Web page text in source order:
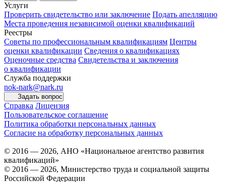
Услуги
Проверить свидетельство или заключение Подать апелляцию
Места проведения независимой оценки квалификаций
Реестры
Советы по профессиональным квалификациям Центры
оценки квалификации Сведения о квалификациях
Оценочные средства Свидетельства и заключения
о квалификации
Служба поддержки
nok-nark@nark.ru
Задать вопрос
Справка Лицензия
Пользовательское соглашение
Политика обработки персональных данных
Согласие на обработку персональных данных
© 2016 — 2026, АНО «Национальное агентство развития
квалификаций»
© 2016 — 2026, Министерство труда и социальной защиты
Российской Федерации